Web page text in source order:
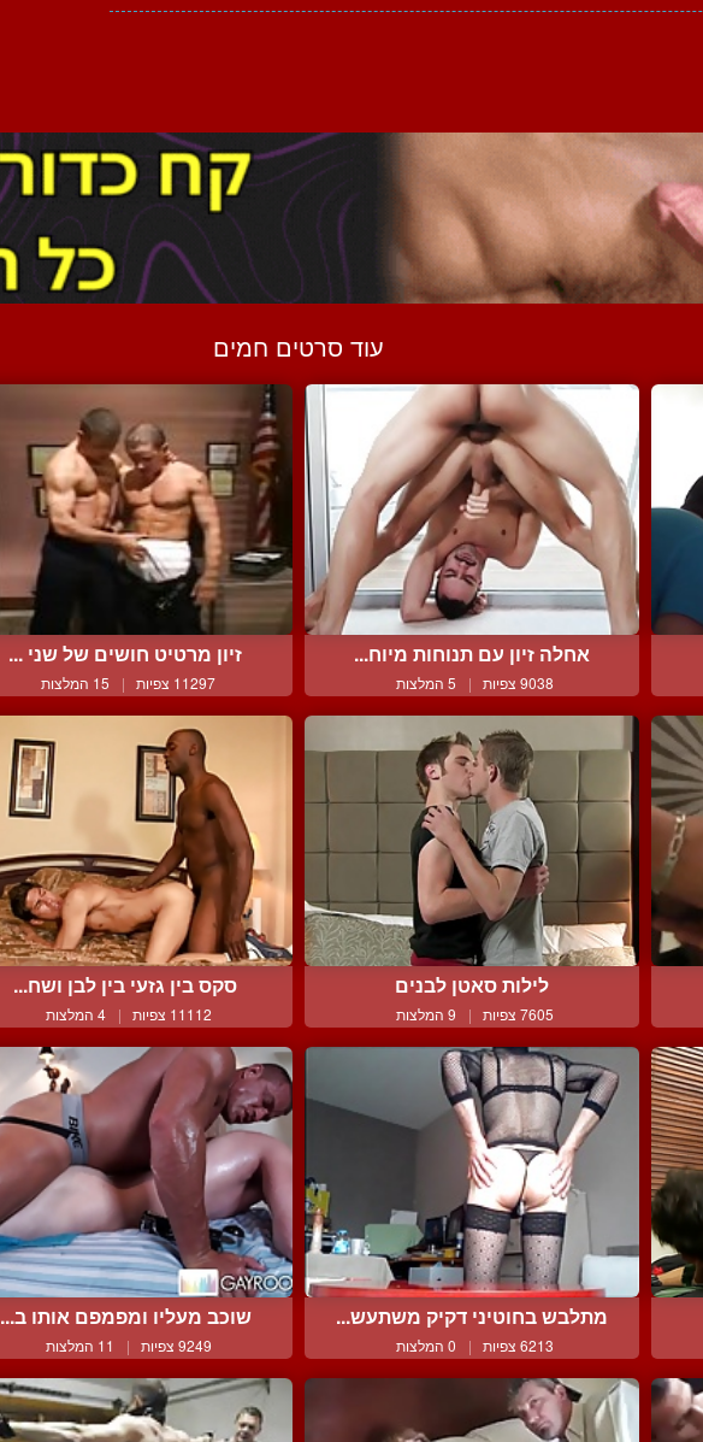
עוד סרטים חמים
אחלה זיון עם תנוחות מיוח...
9038 צפיות | 5 המלצות
זיון מרטיט חושים של שני ...
11297 צפיות | 15 המלצות
לילות סאטן לבנים
7605 צפיות | 9 המלצות
סקס בין גזעי בין לבן ושח...
11112 צפיות | 4 המלצות
מתלבש בחוטיני דקיק משתעש...
6213 צפיות | 0 המלצות
שוכב מעליו ומפמפם אותו ב...
9249 צפיות | 11 המלצות